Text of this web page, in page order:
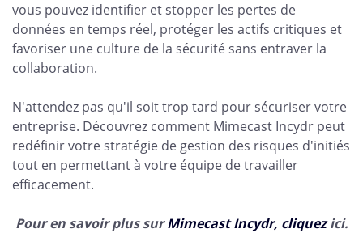
vous pouvez identifier et stopper les pertes de
données en temps réel, protéger les actifs critiques et
favoriser une culture de la sécurité sans entraver la
collaboration.
N'attendez pas qu'il soit trop tard pour sécuriser votre
entreprise. Découvrez comment Mimecast Incydr peut
redéfinir votre stratégie de gestion des risques d'initiés
tout en permettant à votre équipe de travailler
efficacement.
Pour en savoir plus surMimecast Incydr, cliquezici.